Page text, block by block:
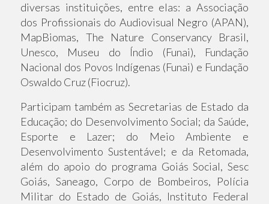
diversas instituições, entre elas: a Associação
dos Profissionais do Audiovisual Negro (APAN),
MapBiomas, The Nature Conservancy Brasil,
Unesco, Museu do Índio (Funai), Fundação
Nacional dos Povos Indígenas (Funai) e Fundação
Oswaldo Cruz (Fiocruz).
Participam também as Secretarias de Estado da
Educação; do Desenvolvimento Social; da Saúde,
Esporte e Lazer; do Meio Ambiente e
Desenvolvimento Sustentável; e da Retomada,
além do apoio do programa Goiás Social, Sesc
Goiás, Saneago, Corpo de Bombeiros, Polícia
Militar do Estado de Goiás, Instituto Federal